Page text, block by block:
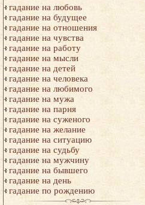
гадание на любовь
гадание на будущее
гадание на отношения
гадание на чувства
гадание на работу
гадание на мысли
гадание на детей
гадание на человека
гадание на любимого
гадание на мужа
гадание на парня
гадание на суженого
гадание на желание
гадание на ситуацию
гадание на судьбу
гадание на мужчину
гадание на бывшего
гадание на день
гадание по рождению